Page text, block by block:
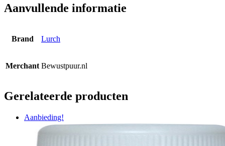
Aanvullende informatie
Brand Lurch
Merchant Bewustpuur.nl
Gerelateerde producten
Aanbieding!